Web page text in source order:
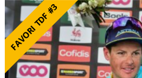
FAVORI TDF #3